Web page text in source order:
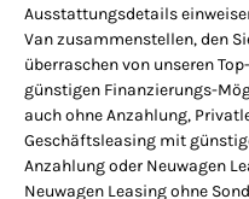
Ausstattungsdetails
Van zusammenstellen, den
überraschen von unseren
günstigen Finanzierungs-
auch ohne Anzahlung,
Geschäftsleasing mit
Anzahlung oder Neuwagen
Neuwagen Leasing ohne